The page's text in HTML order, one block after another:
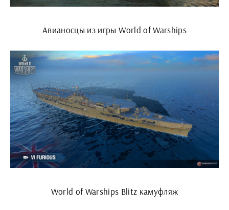
Авианосцы из игры World of Warships
World of Warships Blitz камуфляж